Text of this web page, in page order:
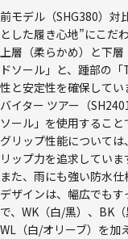
前モデル（SHG380）対
とした履き心地”にこだ
上層（柔らかめ）と下
ドソール」と、踵部の
性と安定性を確保して
バイター ツアー（
ソール」を使用すること
グリップ性能について
リップ力を追求していま
また、雨にも強い防水仕
デザインは、幅広でも
で、WK（白/黒）、BK
WL（白/オリーブ）を加